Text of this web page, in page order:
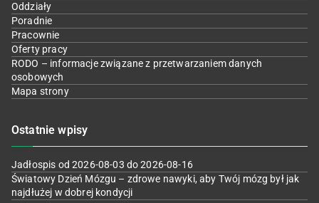
Oddziały
Poradnie
Pracownie
Oferty pracy
RODO – informacje związane z przetwarzaniem danych
osobowych
Mapa strony
Ostatnie wpisy
Jadłospis od 2026-08-03 do 2026-08-16
Światowy Dzień Mózgu – zdrowe nawyki, aby Twój mózg był jak
najdłużej w dobrej kondycji